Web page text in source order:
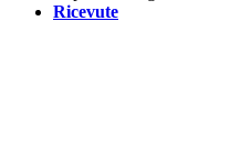
Ricevute